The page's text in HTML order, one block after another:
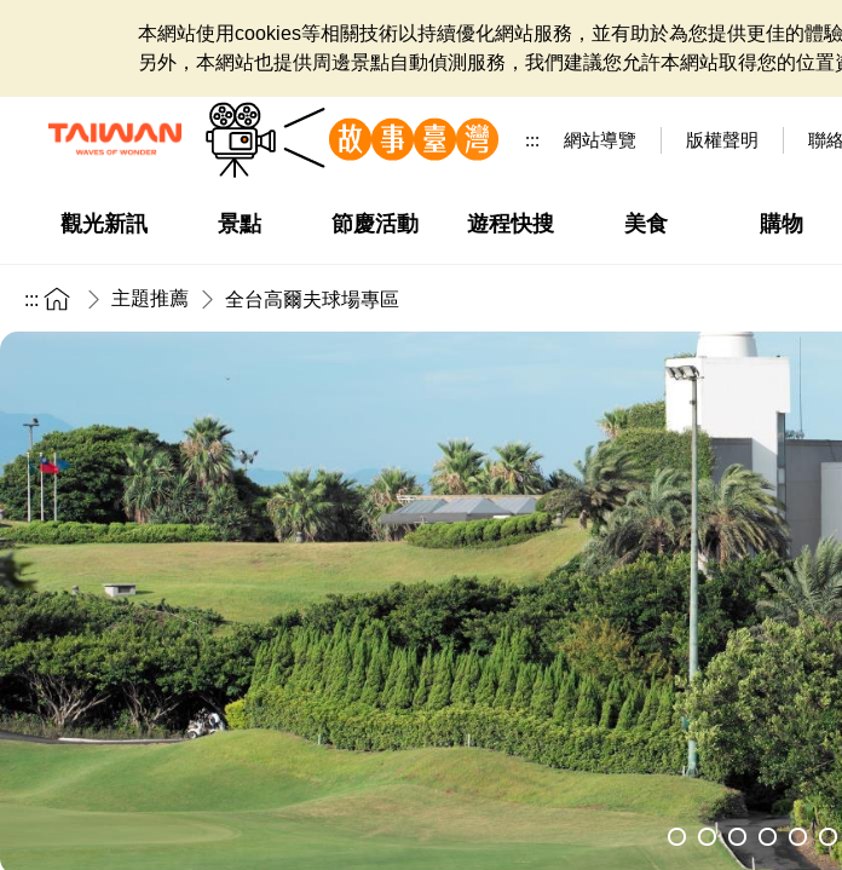
本網站使用cookies等相關技術以持續優化網站服務，並有助於為您提供更佳的體
另外，本網站也提供周邊景點自動偵測服務，我們建議您允許本網站取得您的位置
::: 網站導覽 版權聲明 聯
觀光新訊 景點 節慶活動 遊程快搜 美食 購物
::: 主題推薦 全台高爾夫球場專區